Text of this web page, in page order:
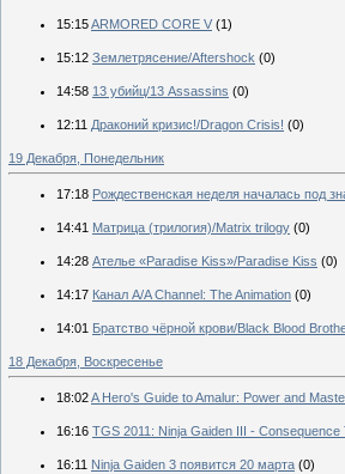
15:15ARMORED CORE V (1)
15:12 Землетрясение/Aftershock (0)
14:58 13 убийц/13 Assassins (0)
12:11 Драконий кризис!/Dragon Crisis! (0)
19 Декабря, Понедельник
17:18 Рождественская неделя началась под
14:41 Матрица (трилогия)/Matrix trilogy (0)
14:28 Ателье «Paradise Kiss»/Paradise Kiss (0)
14:17 Канал А/A Channel: The Animation (0)
14:01 Братство чёрной крови/Black Blood
18 Декабря, Воскресенье
18:02A Hero's Guide to Amalur: Power and
16:16 TGS 2011: Ninja Gaiden III -
16:11 Ninja Gaiden 3 появится 20 марта (0)